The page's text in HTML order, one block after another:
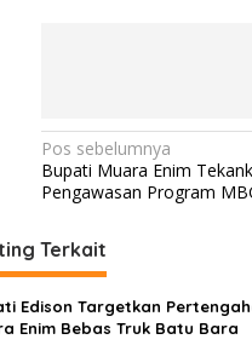
N
a
i
g
a
Pos sebelumnya
Bupati Muara Enim
Pengawasan Program
Terkait
Edison Targetkan
Enim Bebas Truk Batu Bara